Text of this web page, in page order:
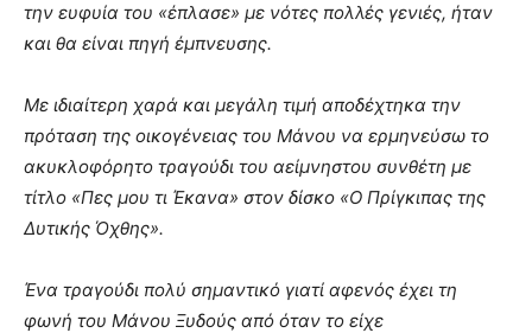
την ευφυία του «έπλασε» με νότες πολλές γενιές, ήταν
και θα είναι πηγή έμπνευσης.
Με ιδιαίτερη χαρά και μεγάλη τιμή αποδέχτηκα την
πρόταση της οικογένειας του Μάνου να ερμηνεύσω το
ακυκλοφόρητο τραγούδι του αείμνηστου συνθέτη με
τίτλο «Πες μου τι Έκανα» στον δίσκο «Ο Πρίγκιπας της
Δυτικής Όχθης».
Ένα τραγούδι πολύ σημαντικό γιατί αφενός έχει τη
φωνή του Μάνου Ξυδούς από όταν το είχε